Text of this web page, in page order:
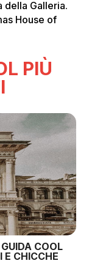
della Galleria.
House of
PIÙ
COOL
E CHICCHE